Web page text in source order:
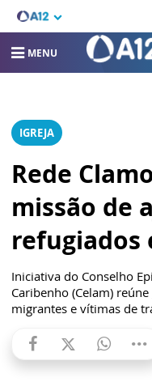
MENU
IGREJA
Rede
missão de
refugiados
Iniciativa do Conselho
Caribenho (Celam)
migrantes e vítimas de